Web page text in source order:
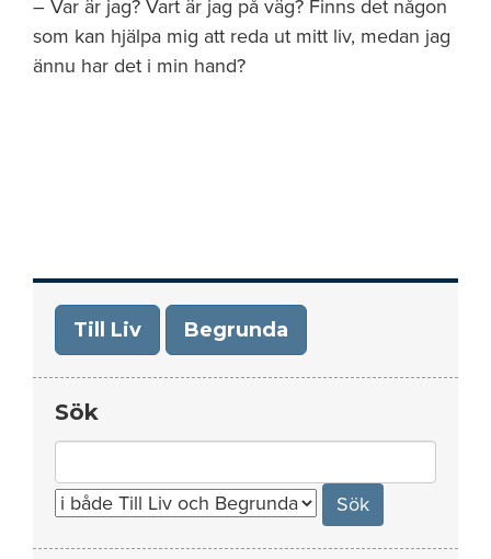
– Var är jag? Vart är jag på väg? Finns det någon
som kan hjälpa mig att reda ut mitt liv, medan jag
ännu har det i min hand?
Till Liv Begrunda
Sök
for: